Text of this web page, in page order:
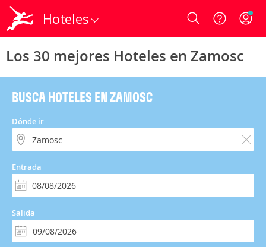
Hoteles Login
Los 30 mejores Hoteles en Zamosc
BUSCA HOTELES EN ZAMOSC
Dónde ir
Entrada
Salida